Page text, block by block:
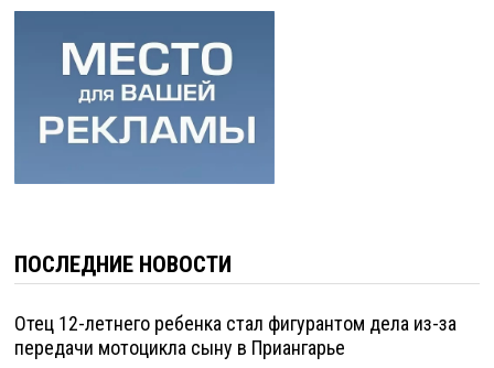
ПОСЛЕДНИЕ НОВОСТИ
Отец 12-летнего ребенка стал фигурантом дела из-за
передачи мотоцикла сыну в Приангарье